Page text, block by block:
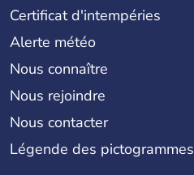
Certificat d'intempéries
Alerte météo
Nous connaître
Nous rejoindre
Nous contacter
Légende des pictogrammes